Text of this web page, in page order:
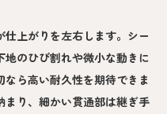
上がりを左右します。シー
地のひび割れや微小な動きに
ら高い耐久性を期待できま
り、細かい貫通部は継ぎ手